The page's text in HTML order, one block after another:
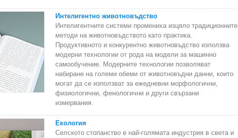
Интелигентно животновъдство
Интелигентните системи промениха изцяло традиционните
методи на животновъдството като практика.
Продуктивното и конкурентно животновъдство използва
модерни технологии от рода на модели за машинно
самообучение. Модерните технологии позволяват
набиране на големи обеми от животновъдни данни, които
могат да се използват за ежедневни морфологични,
физиологични, фенологични и други свързани
измервания.
Екология
Селското стопанство е най-голямата индустрия в света и